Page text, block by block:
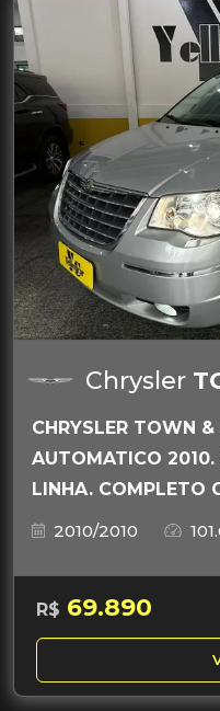
Chrysler
CHRYSLER TOWN
AUTOMATICO 2010.
LINHA. COMPLETO
2010/2010
R$ 69.890